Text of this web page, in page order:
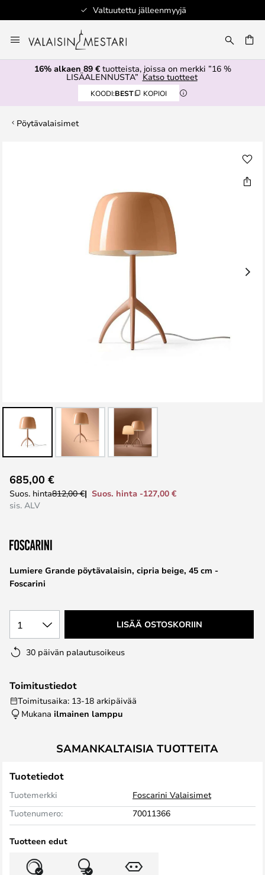
Valtuutettu jälleenmyyjä
to
Content
16% alkaen 89 €tuotteista, joissa on merkki ”16 %
LISÄALENNUSTA” Katso tuotteet
KOODI:BEST KOPIOI
Pöytävalaisimet
to
the
the
gallery
Lumiere Grande pöytävalaisin, cipria beige, 45 cm -
Foscarini
685,00 €
Suos. hinta812,00 €
Suos. hinta -127,00 €
sis. ALV
1 LISÄÄ OSTOSKORIIN
30 päivän palautusoikeus
Toimitustiedot
Toimitusaika: 13-18 arkipäivää
Mukana ilmainen lamppu
SAMANKALTAISIA TUOTTEITA
Tuotetiedot
Tuotemerkki
Foscarini Valaisimet
Tuotenumero:
70011366
Tuotteen edut